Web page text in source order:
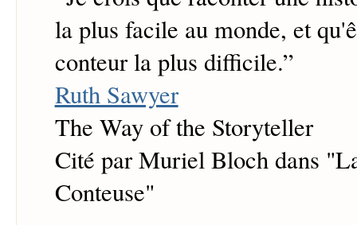
la plus facile au monde, et
conteur la plus difficile.”
Ruth Sawyer
The Way of the Storyteller
Cité par Muriel Bloch dans
Conteuse"